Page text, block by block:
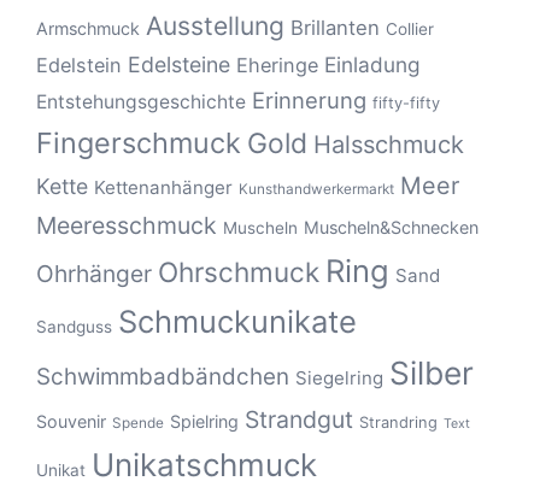
Armschmuck Ausstellung Brillanten Collier
Edelstein Edelsteine Eheringe Einladung
Entstehungsgeschichte Erinnerung fifty-fifty
Fingerschmuck Gold Halsschmuck
Kette Kettenanhänger Kunsthandwerkermarkt Meer
Meeresschmuck Muscheln Muscheln&Schnecken
Ohrhänger Ohrschmuck Ring Sand
Sandguss Schmuckunikate
Schwimmbadbändchen Siegelring Silber
Souvenir Spende Spielring Strandgut Strandring Text
Unikat Unikatschmuck